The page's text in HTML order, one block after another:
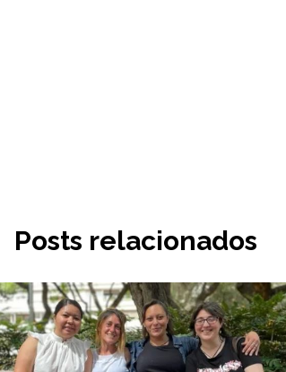
Posts relacionados